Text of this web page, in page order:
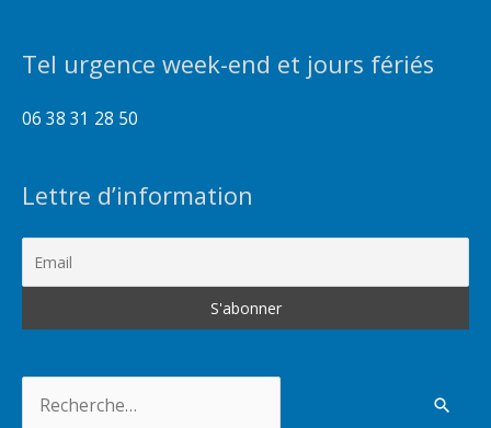
Tel urgence week-end et jours fériés
06 38 31 28 50
Lettre d’information